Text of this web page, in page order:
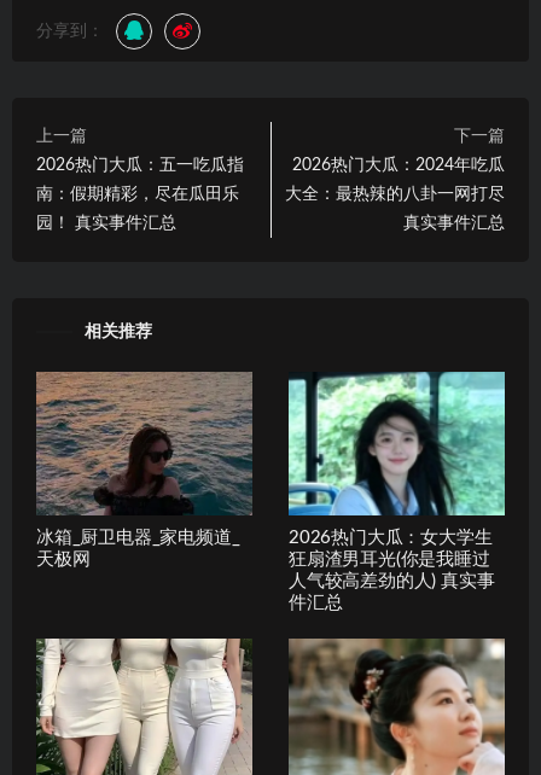
分享到：
上一篇
2026热门大瓜：五一吃瓜指
南：假期精彩，尽在瓜田乐
园！ 真实事件汇总
下一篇
2026热门大瓜：2024年吃瓜
大全：最热辣的八卦一网打尽
真实事件汇总
相关推荐
冰箱_厨卫电器_家电频道_
天极网
2026热门大瓜：女大学生
狂扇渣男耳光(你是我睡过
人气较高差劲的人) 真实事
件汇总